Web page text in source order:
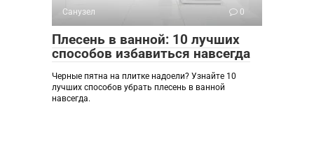
Санузел 0
Плесень в ванной: 10 лучших
способов избавиться навсегда
Черные пятна на плитке надоели? Узнайте 10
лучших способов убрать плесень в ванной
навсегда.